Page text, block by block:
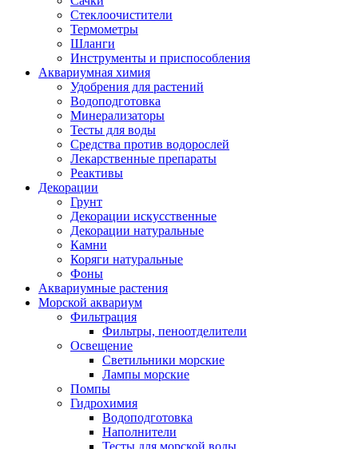
Стеклоочистители
Термометры
Шланги
Инструменты и приспособления
Аквариумная химия
Удобрения для растений
Водоподготовка
Минерализаторы
Тесты для воды
Средства против водорослей
Лекарственные препараты
Реактивы
Декорации
Грунт
Декорации искусственные
Декорации натуральные
Камни
Коряги натуральные
Фоны
Аквариумные растения
Морской аквариум
Фильтрация
Фильтры, пеноотделители
Освещение
Светильники морские
Лампы морские
Помпы
Гидрохимия
Водоподготовка
Наполнители